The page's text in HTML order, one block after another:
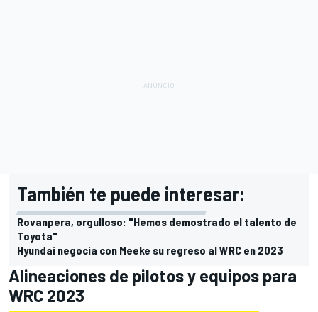
También te puede interesar:
Rovanpera, orgulloso: "Hemos demostrado el talento de
Toyota"
Hyundai negocia con Meeke su regreso al WRC en 2023
Alineaciones de pilotos y equipos para
WRC 2023